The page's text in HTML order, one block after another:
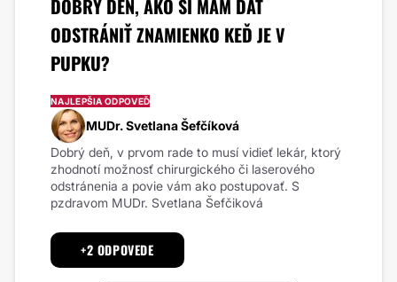
DOBRÝ DEŇ, AKO SI MÁM DAŤ
ODSTRÁNIŤ ZNAMIENKO KEĎ JE V
PUPKU?
NAJLEPŠIA ODPOVEĎ
MUDr. Svetlana Šefčíková
Dobrý deň, v prvom rade to musí vidieť lekár, ktorý
zhodnotí možnosť chirurgického či laserového
odstránenia a povie vám ako postupovať. S
pzdravom MUDr. Svetlana Šefčiková
+2 ODPOVEDE